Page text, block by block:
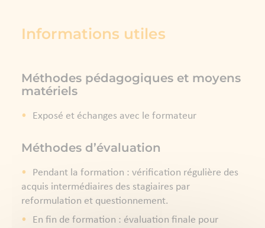
Informations utiles
Méthodes pédagogiques et moyens
matériels
Exposé et échanges avec le formateur
Méthodes d’évaluation
Pendant la formation : vérification régulière des
acquis intermédiaires des stagiaires par
reformulation et questionnement.
En fin de formation : évaluation finale pour